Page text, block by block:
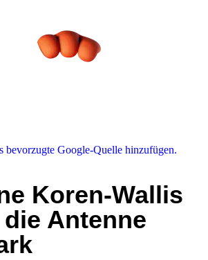
bevorzugte Google-Quelle hinzufügen.
Koren-Wallis
Antenne